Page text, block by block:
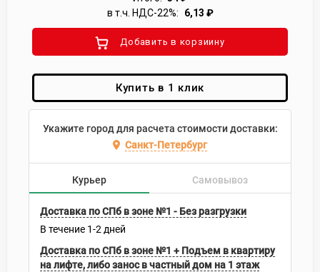
в т.ч. НДС-22%:
6,13 ₽
Добавить в корзиину
Купить в 1 клик
Укажите город для расчета стоимости доставки:
Санкт-Петербург
Курьер Самовывоз
Доставка по СПб в зоне №1 - Без разгрузки
В течение 1-2 дней
Доставка по СПб в зоне №1 + Подъем в квартиру
на лифте, либо занос в частный дом на 1 этаж